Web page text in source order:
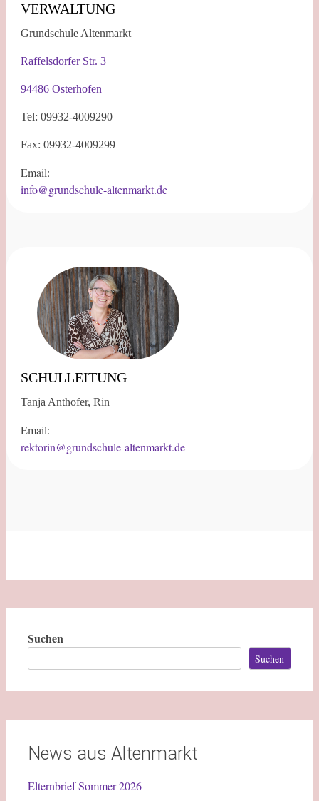
VERWALTUNG
Grundschule Altenmarkt
Raffelsdorfer Str. 3
94486 Osterhofen
Tel: 09932-4009290
Fax: 09932-4009299
Email:
info@grundschule-altenmarkt.de
SCHULLEITUNG
Tanja Anthofer, Rin
Email:
rektorin@grundschule-altenmarkt.de
Suchen
Suchen
News aus Altenmarkt
Elternbrief Sommer 2026